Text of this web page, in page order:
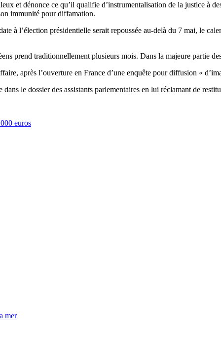
et dénonce ce qu’il qualifie d’instrumentalisation de la justice à
immunité pour diffamation.
à l’élection présidentielle serait repoussée au-delà du 7 mai, le
prend traditionnellement plusieurs mois. Dans la majeure partie
après l’ouverture en France d’une enquête pour diffusion «
le dossier des assistants parlementaires en lui réclamant de
euros
mer